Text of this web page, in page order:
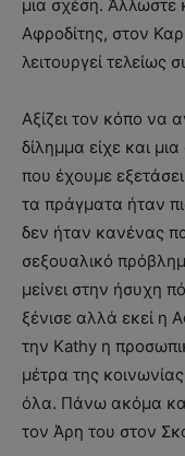
μια σχέση. Άλλωστε
Αφροδίτης, στον
λειτουργεί τελείως
Αξίζει τον κόπο να
δίλημμα είχε και
που έχουμε
τα πράγματα ήταν
δεν ήταν κανένας
σεξουαλικό
μείνει στην ήσυχη
ξένισε αλλά εκεί η
την Kathy η
μέτρα της
όλα. Πάνω ακόμα
τον Άρη του στον